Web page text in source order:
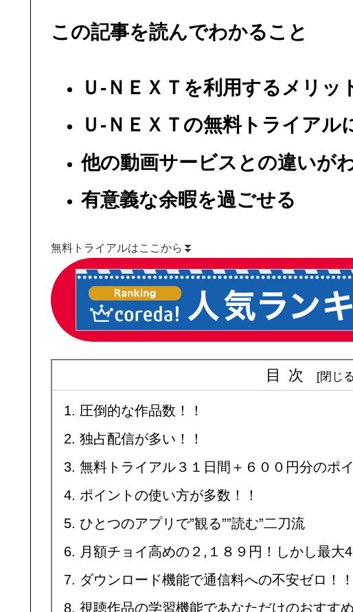
この記事を読んでわかること
Ｕ-ＮＥＸＴを利用するメリッ
Ｕ-ＮＥＸＴの無料トライアル
他の動画サービスとの違いが
有意義な余暇を過ごせる
無料トライアルはここから⏬
目次
圧倒的な作品数！！
独占配信が多い！！
無料トライアル３１日間＋６００円分のポ
ポイントの使い方が多数！！
ひとつのアプリで”観る””読む”二刀流
月額チョイ高めの２,１８９円！しかし最⼤
ダウンロード機能で通信料への不安ゼロ！！
視聴作品の学習機能であなただけのおすす